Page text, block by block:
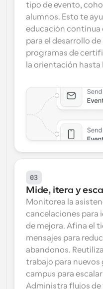
tipo de evento,
alumnos. Esto te
educación continua
para el desarrollo
programas de
la orientación hasta
03
Mide, itera y
Monitorea la
cancelaciones
de mejora. Afina el
mensajes para
abandonos.
trabajo para
campus para
Administra flujos